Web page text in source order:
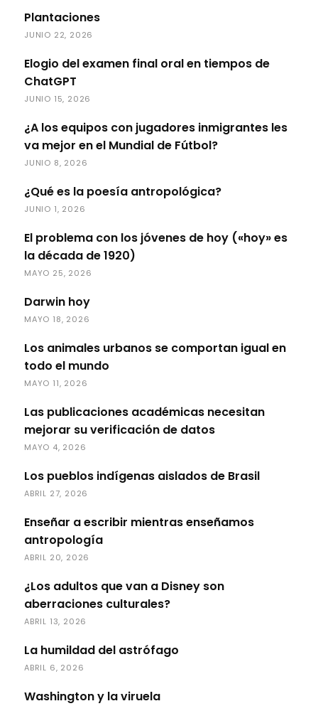
Plantaciones
JUNIO 22, 2026
Elogio del examen final oral en tiempos de
ChatGPT
JUNIO 15, 2026
¿A los equipos con jugadores inmigrantes les
va mejor en el Mundial de Fútbol?
JUNIO 8, 2026
¿Qué es la poesía antropológica?
JUNIO 1, 2026
El problema con los jóvenes de hoy («hoy» es
la década de 1920)
MAYO 25, 2026
Darwin hoy
MAYO 18, 2026
Los animales urbanos se comportan igual en
todo el mundo
MAYO 11, 2026
Las publicaciones académicas necesitan
mejorar su verificación de datos
MAYO 4, 2026
Los pueblos indígenas aislados de Brasil
ABRIL 27, 2026
Enseñar a escribir mientras enseñamos
antropología
ABRIL 20, 2026
¿Los adultos que van a Disney son
aberraciones culturales?
ABRIL 13, 2026
La humildad del astrófago
ABRIL 6, 2026
Washington y la viruela